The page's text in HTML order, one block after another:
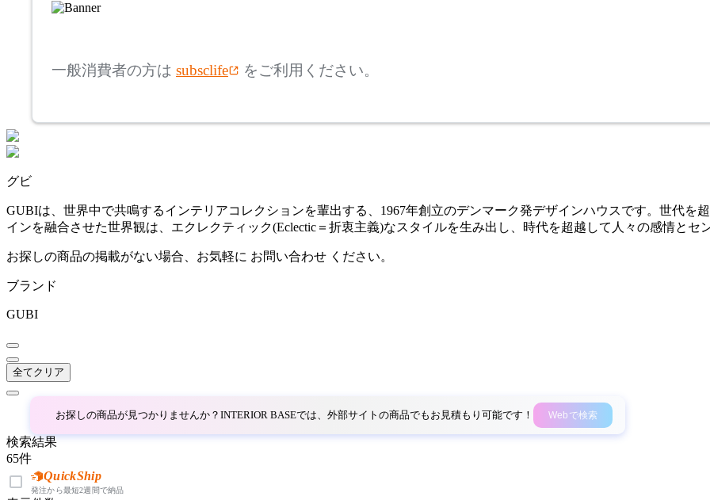
AINX
アイネクス
aluna
Andreu World
アンドリューワールド
ANONIMA CASTELLI
~
一般消費者の方は subsclife をご利用ください。
グビ
GUBIは、世界中で共鳴するインテリアコレクションを輩出する、1967年創立のデンマーク発デザインハウスです。世代を
インを融合させた世界観は、エクレクティック(Eclectic＝折衷主義)なスタイルを生み出し、時代を超越して人々の感情とセ
お探しの商品の掲載がない場合、お気軽に お問い合わせ ください。
ブランド
GUBI
全てクリア
お探しの商品が見つかりませんか？INTERIOR BASEでは、外部サイトの商品でもお見積もり可能です！ Webで検索
検索結果
65件
QuickShip
発注から最短2週間で納品